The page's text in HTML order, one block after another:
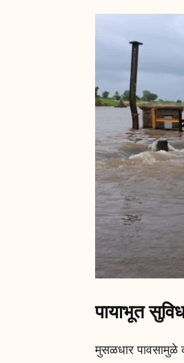
पायाभूत
मुसळधार पावसामुळे